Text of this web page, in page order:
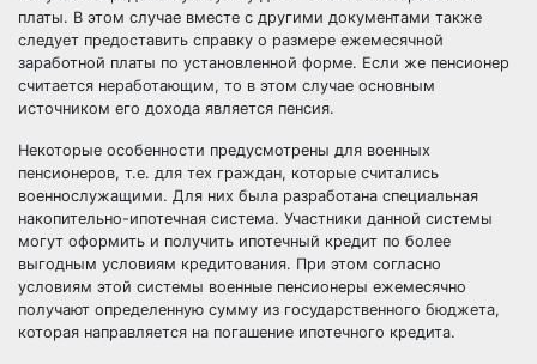
платы. В этом случае вместе с другими документами также
следует предоставить справку о размере ежемесячной
заработной платы по установленной форме. Если же пенсионер
считается неработающим, то в этом случае основным
источником его дохода является пенсия.
Некоторые особенности предусмотрены для военных
пенсионеров, т.е. для тех граждан, которые считались
военнослужащими. Для них была разработана специальная
накопительно-ипотечная система. Участники данной системы
могут оформить и получить ипотечный кредит по более
выгодным условиям кредитования. При этом согласно
условиям этой системы военные пенсионеры ежемесячно
получают определенную сумму из государственного бюджета,
которая направляется на погашение ипотечного кредита.